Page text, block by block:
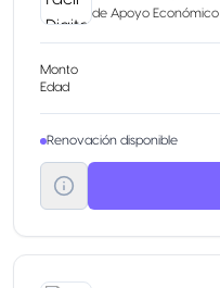
de Apoyo Económico
Monto
Edad
Renovación disponible